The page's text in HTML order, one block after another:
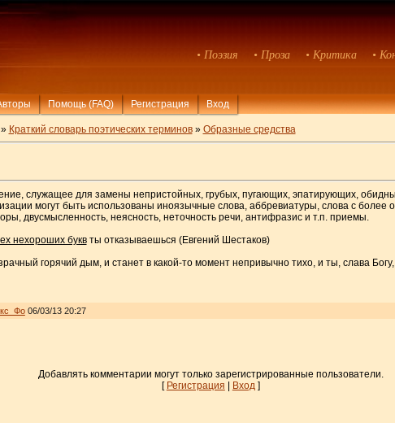
• Поэзия • Проза • Критика •
Помощь (FAQ) Регистрация Вход
» Краткий словарь поэтических терминов» Образные средства
служащее для замены непристойных, грубых, пугающих, эпатирующих,
могут быть использованы иноязычные слова, аббревиатуры, слова с
двусмысленность, неясность, неточность речи, антифразис и т.п. приемы.
нехороших буквты отказываешься (Евгений Шестаков)
горячий дым, и станет в какой-то момент непривычно тихо, и ты, слава Богу,
06/03/13 20:27
Добавлять комментарии могут только зарегистрированные пользователи.
[ Регистрация | Вход ]